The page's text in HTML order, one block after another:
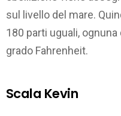
sul livello del mare.
180 parti uguali,
grado Fahrenheit.
Scala Kevin